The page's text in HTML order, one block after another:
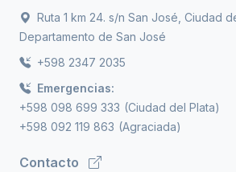
Ruta 1 km 24. s/n San José, Ciudad
Departamento de San José
+598 2347 2035
Emergencias:
+598 098 699 333 (Ciudad del Plata)
+598 092 119 863 (Agraciada)
Contacto